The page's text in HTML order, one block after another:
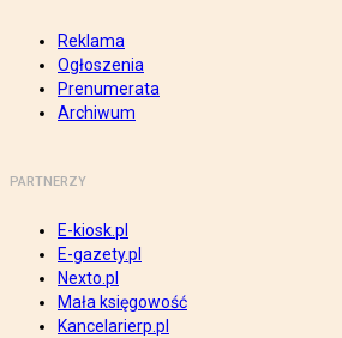
Reklama
Ogłoszenia
Prenumerata
Archiwum
PARTNERZY
E-kiosk.pl
E-gazety.pl
Nexto.pl
Mała księgowość
Kancelarierp.pl